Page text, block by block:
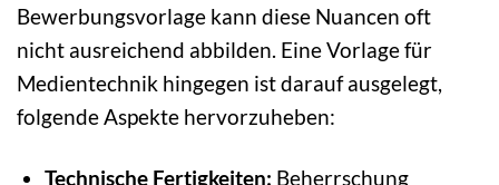
Bewerbungsvorlage kann diese Nuancen oft
nicht ausreichend abbilden. Eine Vorlage für
Medientechnik hingegen ist darauf ausgelegt,
folgende Aspekte hervorzuheben:
Technische Fertigkeiten: Beherrschung